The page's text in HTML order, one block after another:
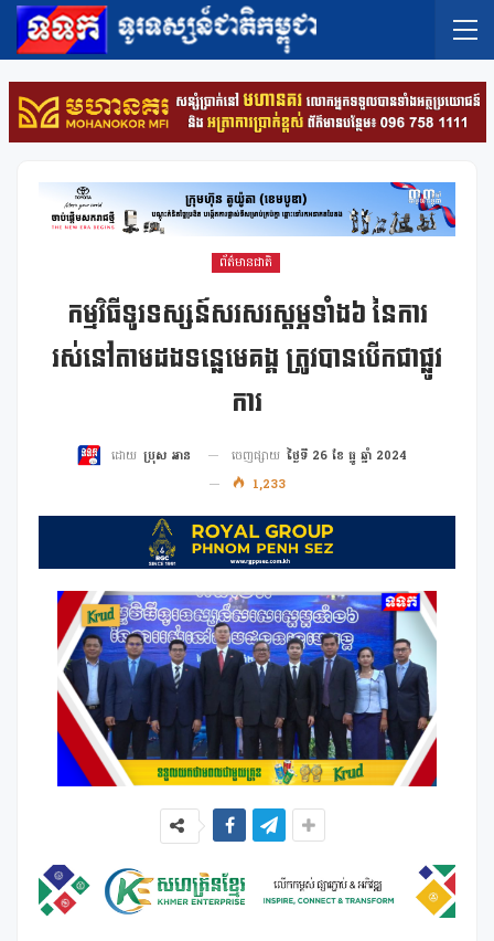
ព័ត៌មានជាតិ
កម្មវិធីទូរទស្សន៍សរសរស្តម្ភទាំង៦ នៃការ
រស់នៅតាមដងទន្លេមេគង្គ ត្រូវបានបើកជាផ្លូវ
ការ
ដោយ ប្រុស អាន ចេញផ្សាយ ថ្ងៃទី 26 ខែ ធ្នូ ឆ្នាំ 2024
1,233